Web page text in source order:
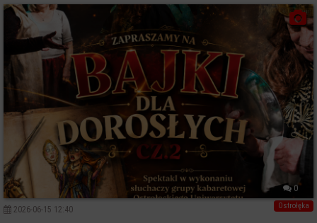
0
Ostrołęka
2026-06-15 12:40